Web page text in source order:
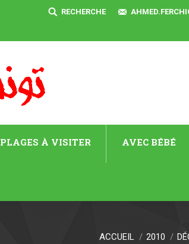
SEARCH:
RECHERCHE
PLAGES À VISITER AVEC BÉBÉ
ACCUEIL 2010